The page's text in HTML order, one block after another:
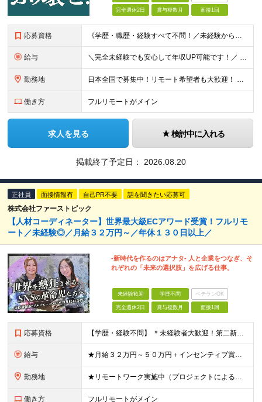
完全週休2日 賞与複数月 面接1回
応募資格 《学歴・職歴・経験すべて不問！／未経験からのチャレンジ大歓迎◎》 ▼こんな気持ち、ひとつでも当てはまる方はぜひ！ □ なにか、人生を変えるきっかけがほしい □ 立ち仕事に疲れて、そろそろ座り仕事がい
給与 ＼完全未経験でも安心して年収UP可能です！／ -------------- 【1】営業 月給25万円～80万円＋賞与 【2】事務 月給21万円～50万円＋賞与 【3】マーケ 月給25万円～80万円
勤務地 日本全国で募集中！リモート希望者も大歓迎！ ※クライアントオフィスへの出勤が必要な場合は、 「東京オフィス」または「首都圏・関西圏」になります ※勤務地の選択はご希望を考慮し、転居を伴う転勤はありま
働き方 フルリモートがメイン
求人を見る 検討中に入れる
掲載終了予定日： 2026.08.20
正社員 面接情報有 自己PR不要 話を聞きたい応募可
株式会社ファーストピック
【人材コーディネーター】世界最大級ECアワード受賞！フルリモ
ート／未経験◎／月給３２万円～／年休１３０日以上／
-新時代を作るのはアナタ- 人と企業をつなぎ、そ
れぞれの「未来の選択肢」を広げる仕事。
未経験歓迎 学歴不問 ベテランOK
完全週休2日 賞与複数月 面接1回
応募資格 【学歴・経験不問】 ＊未経験者大歓迎！第二新卒歓迎/充実研修/WEB面接可能＊ 「 営業ってなんとなく難しそう・・・ 」 「 AIとかSNSなんて分からない・・・ 」 という未経験の方でも安心して
給与 ★月給３２万円～５０万円＋インセンティブ賞与＋決算賞与★ （30時間の固定残業代、一律月54,750円を含む。超過分は支給） ※経験・スキルを考慮の上、決定 ※昇給：随時あり 【インセンティブについ
勤務地 ★リモートワーク実施中（プロジェクトによる） ※一部フルリモートあり 【本社】 東京都千代田区五番町4-8 日立五番町ビル 5F 【その他勤務先】 ・北海道札幌市中央区大通東 ・宮城県仙台市青葉区
働き方 フルリモートがメイン